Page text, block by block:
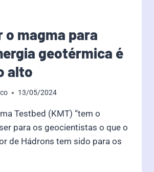
o magma para
geotérmica é
alto
13/05/2024
Testbed (KMT) “tem o
para os geocientistas o que o
de Hádrons tem sido para os